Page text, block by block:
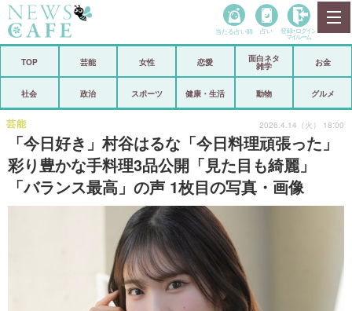
政治
芸能 スポーツ
恋愛 ビックリ
アリ／ナシ
ショップ
登録・ログイン/マイルーム
当たる占い師 占い 登録• ログイン
マイルーム
TOP 芸能 女性 恋愛
面白ネタ
雑学
お金
社会 政治 スポーツ 健康・生活 動物 グルメ
「今日好き」村谷はるな「今日料理頑張った」
彩り豊かな手料理3品公開「見た目も綺麗」
「バランス最高」の声 1枚目の写真・画像
芸能 2026.4.14（火） 18:00